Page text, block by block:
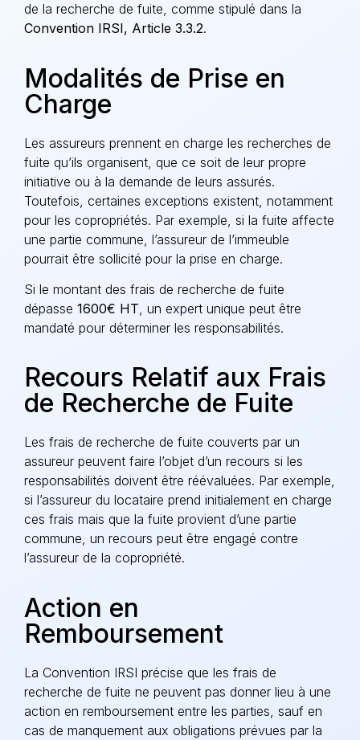
de la recherche de fuite, comme stipulé dans la
Convention IRSI, Article 3.3.2.
Modalités de Prise en
Charge
Les assureurs prennent en charge les recherches de
fuite qu’ils organisent, que ce soit de leur propre
initiative ou à la demande de leurs assurés.
Toutefois, certaines exceptions existent, notamment
pour les copropriétés. Par exemple, si la fuite affecte
une partie commune, l’assureur de l’immeuble
pourrait être sollicité pour la prise en charge.
Si le montant des frais de recherche de fuite
dépasse 1600€ HT , un expert unique peut être
mandaté pour déterminer les responsabilités.
Recours Relatif aux Frais
de Recherche de Fuite
Les frais de recherche de fuite couverts par un
assureur peuvent faire l’objet d’un recours si les
responsabilités doivent être réévaluées. Par exemple,
si l’assureur du locataire prend initialement en charge
ces frais mais que la fuite provient d’une partie
commune, un recours peut être engagé contre
l’assureur de la copropriété.
Action en
Remboursement
La Convention IRSI précise que les frais de
recherche de fuite ne peuvent pas donner lieu à une
action en remboursement entre les parties, sauf en
cas de manquement aux obligations prévues par la